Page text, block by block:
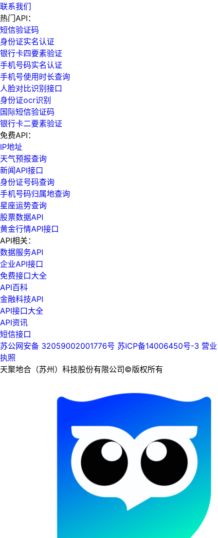
联系我们
热门API：
短信验证码
身份证实名认证
银行卡四要素验证
手机号码实名认证
手机号使用时长查询
人脸对比识别接口
身份证ocr识别
国际短信验证码
银行卡二要素验证
免费API：
IP地址
天气预报查询
新闻API接口
身份证号码查询
手机号码归属地查询
星座运势查询
股票数据API
黄金行情API接口
API相关：
数据服务API
企业API接口
免费接口大全
API百科
金融科技API
API接口大全
API资讯
短信接口
苏公网安备 32059002001776号 苏ICP备14006450号-3 营业
执照
天聚地合（苏州）科技股份有限公司©版权所有